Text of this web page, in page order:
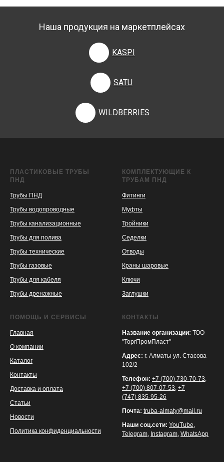
Наша продукция на маркетплейсах
KASPI
SATU
WILDBERRIES
ПЛАСТИКОВЫЕ ТРУБЫ
ПНД
Трубы ПНД
Трубы водопроводные
Трубы канализационные
Трубы для полива
Трубы технические
Трубы газовые
Трубы для кабеля
Трубы дренажные
КОМПЛЕКТУЮЩИЕ К
ТРУБАМ ПНД
Фитинги
Муфты
Тройники
Седелки
Отводы
Краны шаровые
Ключи
Заглушки
ПОМОЩЬ И СЕРВИСЫ
Главная
О компании
Каталог
Контакты
Доставка и оплата
Статьи
Новости
Политика конфиденциальности
КОНТАКТЫ
Название организации: ТОО
"ТоргПромПласт"
Адрес: г. Алматы ул. Стасова
102/2
Телефон: +7 (700) 730-70-73,
+7 (700) 807-07-53, +7
(747) 835-95-26
Почта: truba-almaty@mail.ru
Наши соц.сети: YouTube,
Telegram, Instagram, WhatsApp